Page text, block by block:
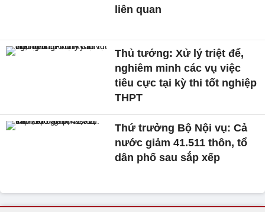
liên quan
Thủ tướng: Xử lý triệt để,
nghiêm minh các vụ việc
tiêu cực tại kỳ thi tốt nghiệp
THPT
Thứ trưởng Bộ Nội vụ: Cả
nước giảm 41.511 thôn, tổ
dân phố sau sắp xếp